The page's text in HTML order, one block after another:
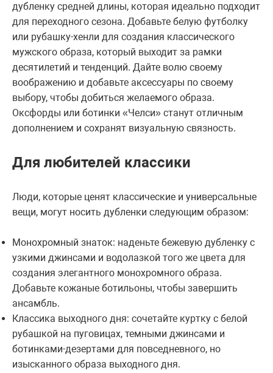
дубленку средней длины, которая идеально подходит
для переходного сезона. Добавьте белую футболку
или рубашку-хенли для создания классического
мужского образа, который выходит за рамки
десятилетий и тенденций. Дайте волю своему
воображению и добавьте аксессуары по своему
выбору, чтобы добиться желаемого образа.
Оксфорды или ботинки «Челси» станут отличным
дополнением и сохранят визуальную связность.
Для любителей классики
Люди, которые ценят классические и универсальные
вещи, могут носить дубленки следующим образом:
Монохромный знаток: наденьте бежевую дубленку с
узкими джинсами и водолазкой того же цвета для
создания элегантного монохромного образа.
Добавьте кожаные ботильоны, чтобы завершить
ансамбль.
Классика выходного дня: сочетайте куртку с белой
рубашкой на пуговицах, темными джинсами и
ботинками-дезертами для повседневного, но
изысканного образа выходного дня.